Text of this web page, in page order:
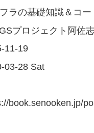
ラの基礎知識＆コ
プロジェクト阿佐
11-19
03-28 Sat
book.senooken.jp/